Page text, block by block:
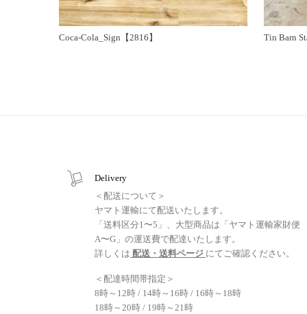
Coca-Cola_Sign【2816】 Tin Barn
Delivery
＜配送について＞
ヤマト運輸にて配送いたします。
「送料区分1〜5」、大型商品は「ヤマト運輸家財便
A〜G」の運送費で配達いたします。
詳しくは 配送・送料ページ にてご確認ください。
＜配達時間帯指定＞
8時～12時 / 14時～16時 / 16時～18時
18時～20時 / 19時～21時